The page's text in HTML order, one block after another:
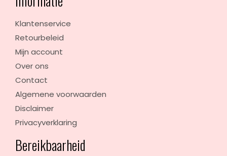
Klantenservice
Retourbeleid
Mijn account
Over ons
Contact
Algemene voorwaarden
Disclaimer
Privacyverklaring
Bereikbaarheid